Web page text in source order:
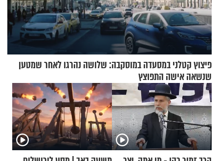
פיצוץ קטלני במסעדה במוסקבה: שלושה נהרגו לאחר שמטען
שנשאה אישה התפוצץ